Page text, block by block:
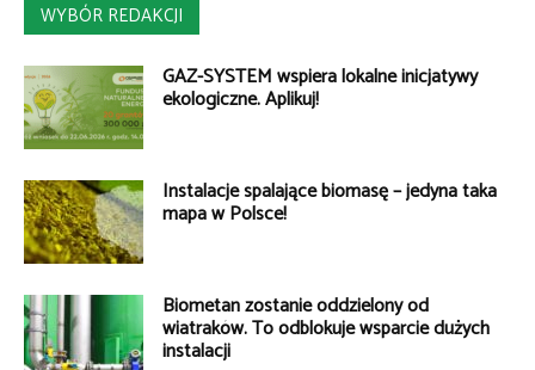
WYBÓR REDAKCJI
GAZ-SYSTEM wspiera lokalne inicjatywy
ekologiczne. Aplikuj!
Instalacje spalające biomasę – jedyna taka
mapa w Polsce!
Biometan zostanie oddzielony od
wiatraków. To odblokuje wsparcie dużych
instalacji